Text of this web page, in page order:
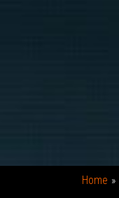
Home